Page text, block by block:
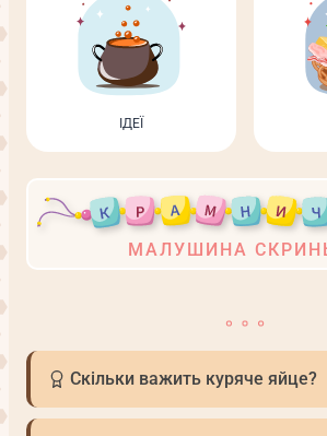
ІДЕЇ
МАЛУШИНА
Скільки важить куряче яйце?